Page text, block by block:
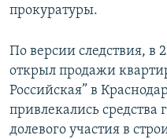
прокуратуры.
По версии следствия, в
открыл продажи
Российская” в
привлекались
долевого участия в